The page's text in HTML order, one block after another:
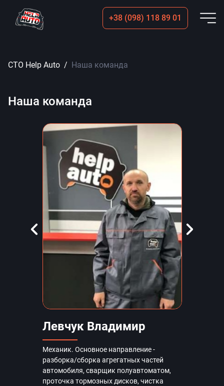
+38 (098) 118 89 01
СТО Help Auto Наша команда
Наша команда
Предыдущий слайд
Левчук Владимир
Механик. Основное направление -
разборка/сборка агрегатных частей
автомобиля, сварщик полуавтоматом,
проточка тормозных дисков, чистка